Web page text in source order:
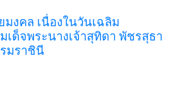
งคล เนื่องในวันเฉลิม
ด็จพระนางเจ้าสุทิดา พัชรสุธา
มราชินี